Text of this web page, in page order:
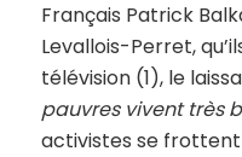
Français Patrick
Levallois-Perret,
télévision (1), le
pauvres vivent très
activistes se